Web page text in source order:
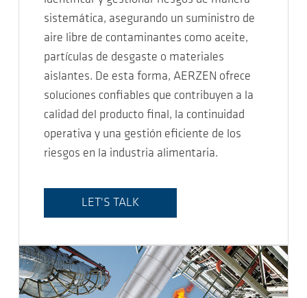
sistemática, asegurando un suministro de
aire libre de contaminantes como aceite,
partículas de desgaste o materiales
aislantes. De esta forma, AERZEN ofrece
soluciones confiables que contribuyen a la
calidad del producto final, la continuidad
operativa y una gestión eficiente de los
riesgos en la industria alimentaria.
LET'S TALK